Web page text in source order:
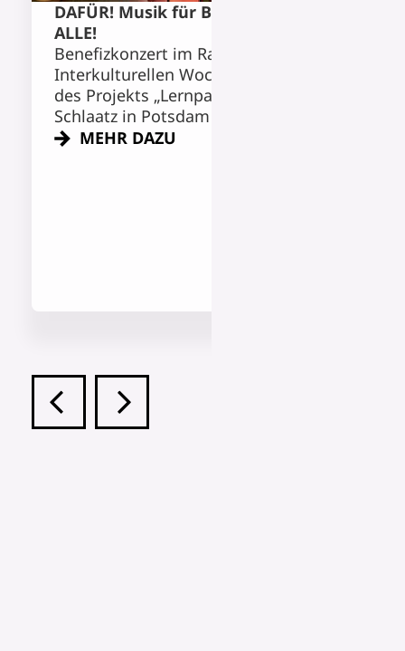
DAFÜR! Musik für Bildung für
ALLE!
Benefizkonzert im Rahmen der
Interkulturellen Woche zugunsten
des Projekts „Lernpaten“ am
Schlaatz in Potsdam
MEHR DAZU